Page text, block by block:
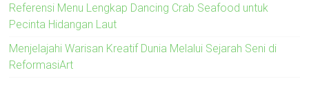
Referensi Menu Lengkap Dancing Crab Seafood untuk
Pecinta Hidangan Laut
Menjelajahi Warisan Kreatif Dunia Melalui Sejarah Seni di
ReformasiArt